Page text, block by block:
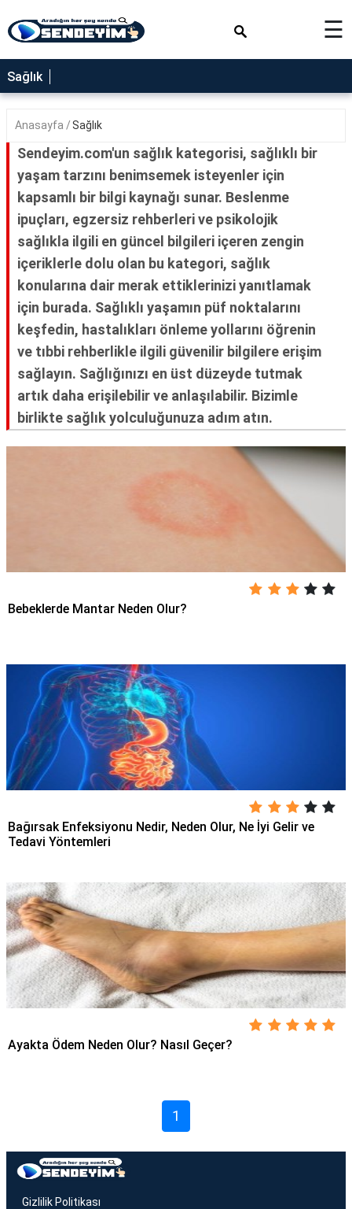
SAĞLIK
NEDİR
FAYDALARI
YEMEK
TARİFLERİ
RÜYA
TABİRLERİ
GEZİLECEK
YERLER
BLOG
☰
Sağlık
Anasayfa Sağlık
Sendeyim.com'un sağlık kategorisi, sağlıklı bir
yaşam tarzını benimsemek isteyenler için
kapsamlı bir bilgi kaynağı sunar. Beslenme
ipuçları, egzersiz rehberleri ve psikolojik
sağlıkla ilgili en güncel bilgileri içeren zengin
içeriklerle dolu olan bu kategori, sağlık
konularına dair merak ettiklerinizi yanıtlamak
için burada. Sağlıklı yaşamın püf noktalarını
keşfedin, hastalıkları önleme yollarını öğrenin
ve tıbbi rehberlikle ilgili güvenilir bilgilere erişim
sağlayın. Sağlığınızı en üst düzeyde tutmak
artık daha erişilebilir ve anlaşılabilir. Bizimle
birlikte sağlık yolculuğunuza adım atın.
Bebeklerde Mantar Neden Olur?
Bağırsak Enfeksiyonu Nedir, Neden Olur, Ne İyi Gelir ve
Tedavi Yöntemleri
Ayakta Ödem Neden Olur? Nasıl Geçer?
1
Gizlilik Politikası